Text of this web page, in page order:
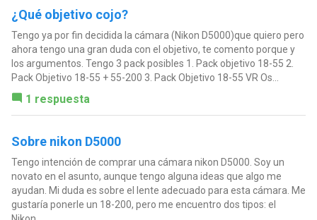
¿Qué objetivo cojo?
Tengo ya por fin decidida la cámara (Nikon D5000)que quiero pero
ahora tengo una gran duda con el objetivo, te comento porque y
los argumentos. Tengo 3 pack posibles 1. Pack objetivo 18-55 2.
Pack Objetivo 18-55 + 55-200 3. Pack Objetivo 18-55 VR Os...
1 respuesta
Sobre nikon D5000
Tengo intención de comprar una cámara nikon D5000. Soy un
novato en el asunto, aunque tengo alguna ideas que algo me
ayudan. Mi duda es sobre el lente adecuado para esta cámara. Me
gustaría ponerle un 18-200, pero me encuentro dos tipos: el